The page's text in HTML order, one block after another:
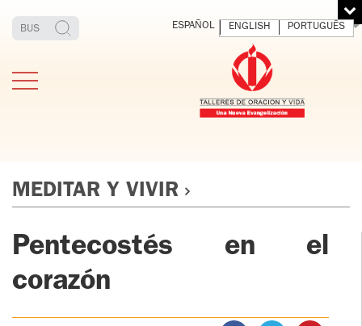
TOV ADULTOS
TOV JÓVENES
FUNDADOR
ESPAÑOL ENGLISH PORTUGUÊS
MEDITAR Y VIVIR
Pentecostés en el
corazón